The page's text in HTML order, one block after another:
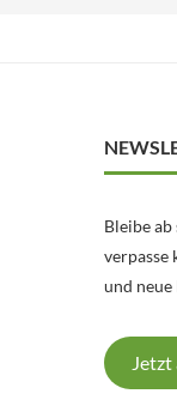
Bleibe
verpasse
und
Jetzt